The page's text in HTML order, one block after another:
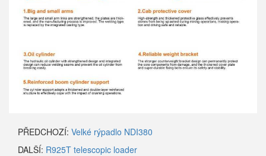
PŘEDCHOZÍ: Velké rýpadlo NDI380
DALŠÍ: R925T telescopic loader